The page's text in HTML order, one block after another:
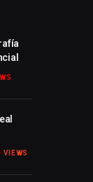
VIEWS